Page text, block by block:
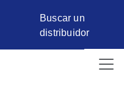
Buscar un
distribuidor